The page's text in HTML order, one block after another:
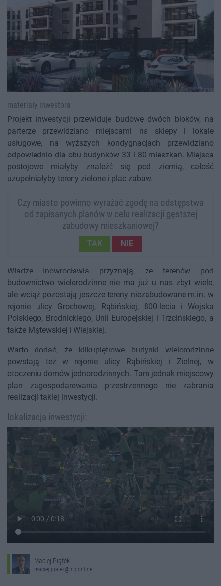
materiały inwestora
Projekt inwestycji przewiduje budowę dwóch bloków, na
parterze przewidziano miejscami na sklepy i lokale
usługowe, na wyższych kondygnacjach przewidziano
odpowiednio dla obu budynków 33 i 80 mieszkań. Miejsca
postojowe miałyby znaleźć się pod ziemią, całość
uzupełniałyby tereny zielone i plac zabaw.
Czy miasto powinno wyrażać zgodę na odstępstwa
od zapisanych planów w celu realizacji gęstszej
zabudowy mieszkaniowej?
TAK NIE
Władze Inowrocławia przyznają, że terenów pod
budownictwo wielorodzinne nie ma już u nas zbyt wiele,
ale wciąż pozostają jeszcze tereny niezabudowane m.in. w
rejonie ulicy Grochowej, Rąbińskiej, 800-lecia i Wojska
Polskiego, Brodnickiego, Unii Europejskiej i Trzcińskiego, a
także Mątewskiej i Wiejskiej.
Warto dodać, że kilkupiętrowe budynki wielorodzinne
powstają też w rejonie ulicy Rąbińskiej i Zielnej, w
otoczeniu domów jednorodzinnych. Tam jednak miejscowy
plan zagospodarowania przestrzennego nie zabrania
realizacji takiej inwestycji.
lokalizacja inwestycji:
Maciej Piątek
maciej.piatek@ino.online